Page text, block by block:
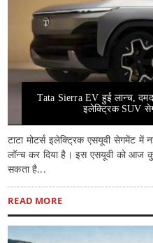
Tata Sierra EV हुई लान्च,
इलेक्ट्रिक SUV
टाटा मोटर्स इलेक्ट्रिक एसयूवी सेगमेंट
लॉन्च कर दिया है। इस एसयूवी को आज
सकता है...
READ MORE